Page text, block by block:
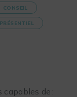
CONSEIL
PRÉSENTIEL
capables de :